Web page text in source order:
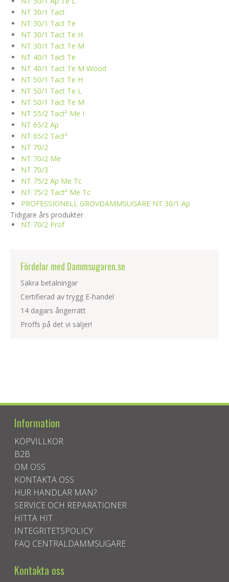
NT 30/1 Tact
NT 30/1 Tact Te
NT 30/1 Tact Te H
NT 30/1 Tact Te M
NT 40/1 Tact Te
NT 40/1 Tact Te M Wood
NT 50/1 Tact Te H
NT 50/1 Tact Te L
NT 50/1 Tact Te M
NT 55/2 Tact² Me I
NT 65/2 Ap
NT 65/2 Tact²
NT 70/2
NT 70/2 Me
NT 70/3
NT 75/2 Ap Me Tc
NT 75/2 Tact² Me Tc
PROFESSIONELL GROVDAMMSUGARE NT 30/1 Ap
Tidigare års produkter
NT 70/2 Prof
Fördelar med Dammsugaren.se
Säkra betalningar
Certifierad av trygg E-handel
14 dagars ångerrätt
Proffs på det vi säljer!
Information
KÖPVILLKOR
B2B
OM OSS
KONTAKTA OSS
HUR HANDLAR MAN?
SERVICE OCH REPARATIONER
HITTA HIT
INTEGRITETSPOLICY
FAQ CENTRALDAMMSUGARE
Kontakta oss